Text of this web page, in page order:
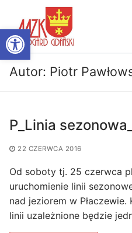
Otwórz pasek narzędzi
treści
Autor: Piotr
P_Linia
22 CZERWCA 2016
Od soboty tj. 25 czerwca
uruchomienie linii
nad jeziorem w
linii uzależnione będzie